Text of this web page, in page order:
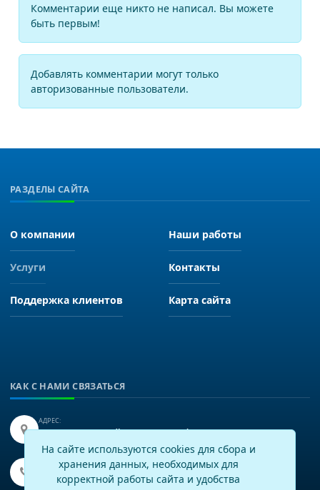
Комментарии еще никто не написал. Вы можете
быть первым!
Добавлять комментарии могут только
авторизованные пользователи.
РАЗДЕЛЫ САЙТА
О компании Наши работы
Услуги Контакты
Поддержка клиентов Карта сайта
КАК С НАМИ СВЯЗАТЬСЯ
АДРЕС:
Иркутск, улица Байкальская 249, офис 225.
ТЕЛЕФОН:
+7(3952)43-60-16
На сайте используются cookies для сбора и
хранения данных, необходимых для
корректной работы сайта и удобства